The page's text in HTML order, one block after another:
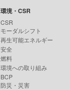
環境・CSR
CSR
モーダルシフト
再生可能エネルギー
安全
燃料
環境への取り組み
BCP
防災・災害